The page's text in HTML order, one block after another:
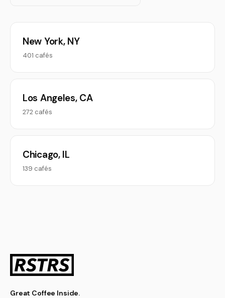
New York, NY
401 cafés
Los Angeles, CA
272 cafés
Chicago, IL
139 cafés
Great Coffee Inside.